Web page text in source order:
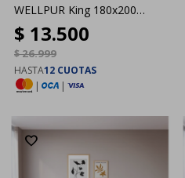
WELLPUR King 180x200
GOLD Firme
$ 13.500
$26.999
HASTA12 CUOTAS
|
|